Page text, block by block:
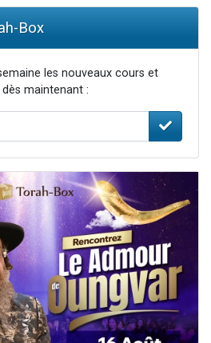
Box
les nouveaux cours et
maintenant :